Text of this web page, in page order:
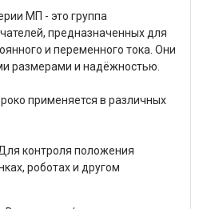
МП - это группа
предназначенных для
и переменного тока. Они
размерами и надёжностью.
применяется в различных
контроля положения
роботах и другом